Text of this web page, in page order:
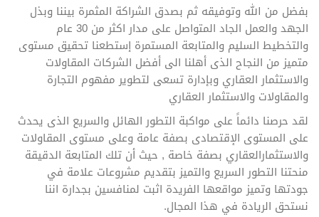
بفضل من الله وتوفيقه ثم بصدق الشراكة المثمرة بيننا وبذل
الجهد والعمل الجاد المتواصل على مدار اكثر من 30 عام
والتخطيط السليم والمتابعة المستمرة إستطعنا تحقيق مستوى
متميز من النجاح الذى أهلنا الى أفضل الشركات المقاولات
والاستثمار العقاري وبإدارة تسعى لتطوير مفهوم التجارة
والمقاولات والاستثمار العقاري
لقد حرصنا دائماً على مواكبة التطور الهائل والسريع الذى يحدث
على المستوى الإقتصادى بصفة عامة وعلى مستوى المقاولات
والاستثمارالعقاري بصفة خاصة , حيث أن تلك المتابعة الدقيقة
منحتنا التطور السريع والتميز بتقديم مشروعات علامة في
جودتها وتميز مواقعها الفريدة اثبت لمنافسين بجدارة اننا
نستحق الريادة في هذا المجال.